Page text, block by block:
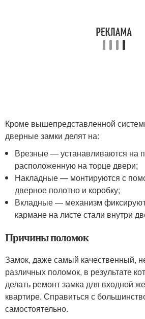
Кроме вышепредставленной
дверные замки делят на:
Врезные — устанавливаются на
расположенную на торце двери;
Накладные — монтируются с
дверное полотно и коробку;
Вкладные — механизм
кармане на листе стали внутри
Причины поломок
Замок, даже самый качественный,
различных поломок, в результате
делать ремонт замка для входной
квартире. Справиться с
самостоятельно.